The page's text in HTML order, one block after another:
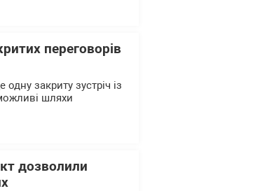
переговорів
закриту зустріч із
шляхи
дозволили